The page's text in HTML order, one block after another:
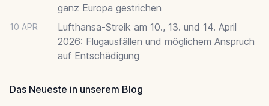
ganz Europa gestrichen
10 APR
Lufthansa-Streik am 10., 13. und 14. April
2026: Flugausfällen und möglichem Anspruch
auf Entschädigung
Das Neueste in unserem Blog